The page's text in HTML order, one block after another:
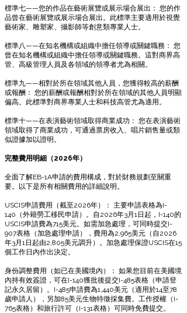
標準七——您的作品在藝術展覽或展示場合展出： 您的作
品曾在藝術展覽或展示場合展出。此標準主要適用於視覺
藝術家、雕塑家、攝影師等創意類專業人士。
標準八——在知名機構或組織中擔任領導或關鍵職務： 您
曾在知名機構或組織中擔任領導或關鍵職務。這對商界高
管、高級管理人員及各領域的領導者尤為相關。
標準九——相對於所在領域其他人員，您獲得較高的薪酬
或報酬： 您的薪酬或報酬相對於所在領域的其他人員明顯
偏高。此標準對商界專業人士和科技高管尤為適用。
標準十——在表演藝術領域取得商業成功： 您在表演藝術
領域取得了商業成功，可通過票房收入、唱片銷售量或類
似證據加以證明。
完整費用明細（2026年）
全面了解EB-1A申請的費用構成，對於財務規劃至關重
要。以下是所有相關費用的詳細說明。
USCIS申請費用（截至2026年）： 主要申請表格為I-
140（外籍勞工移民申請）。自2026年3月1日起，I-140的
USCIS申請費為715美元。如需加急處理，可同時提交I-
907表格（加急處理申請），費用為2,965美元（自2026
年3月1日起由2,805美元調升）。加急處理保證USCIS在15
個工作日內作出決定。
身份調整費用（如已在美國境內）： 如果您目前在美國境
內持有效簽證，可在I-140獲批後提交I-485表格（申請登
記永久居留）。I-485申請費為1,440美元（適用於14至78
歲申請人），另加85美元生物特徵採集費。工作授權（I-
765表格）和旅行許可（I-131表格）可同時免費提交。